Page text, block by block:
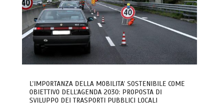
L’IMPORTANZA DELLA MOBILITA’ SOSTENIBILE COME
OBIETTIVO DELL’AGENDA 2030: PROPOSTA DI
SVILUPPO DEI TRASPORTI PUBBLICI LOCALI